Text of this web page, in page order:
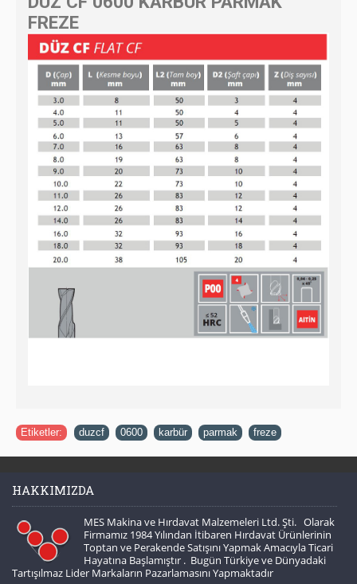
FREZE
Etiketler: duzcf 0600 karbür parmak freze
HAKKIMIZDA
MES Makina ve Hırdavat Malzemeleri Ltd. Şti. Olarak
Firmamız 1984 Yılından İtibaren Hırdavat Ürünlerinin
Toptan ve Perakende Satışını Yapmak Amacıyla Ticari
Hayatına Başlamıştır . Bugün Türkiye ve Dünyadaki
Tartışılmaz Lider Markaların Pazarlamasını Yapmaktadır